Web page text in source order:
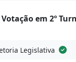
em 2º
Legislativa